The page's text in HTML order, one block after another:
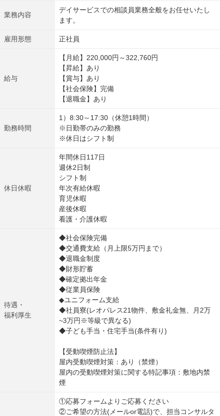
業務内容
デイサービスでの相談員業務全般をお任せいたし
ます。
雇用形態 正社員
給与
【月給】220,000円～322,760円
【昇給】あり
【賞与】あり
【社会保険】完備
【退職金】あり
勤務時間
1）8:30～17:30（休憩1時間）
※日勤帯のみの勤務
※休日はシフト制
休日休暇
年間休日117日
週休2日制
シフト制
年次有給休暇
育児休暇
産後休暇
看護・介護休暇
待遇・
福利厚生
◆社会保険完備
◆交通費支給（月上限5万円まで）
◆退職金制度
◆財形貯蓄
◆確定拠出年金
◆従業員保険
◆ユニフォーム支給
◆社員寮(レオパレス21物件、敷金礼金無、月2万
~3万円※等級で異なる)
◆子ども手当・住宅手当(条件有り)
【受動喫煙防止法】
屋内受動喫煙対策：あり（禁煙）
屋内の受動喫煙対策に関する特記事項：敷地内禁
煙
①応募フォームよりご応募ください
②ご希望の方法(メールor電話)で、担当コンサルタ